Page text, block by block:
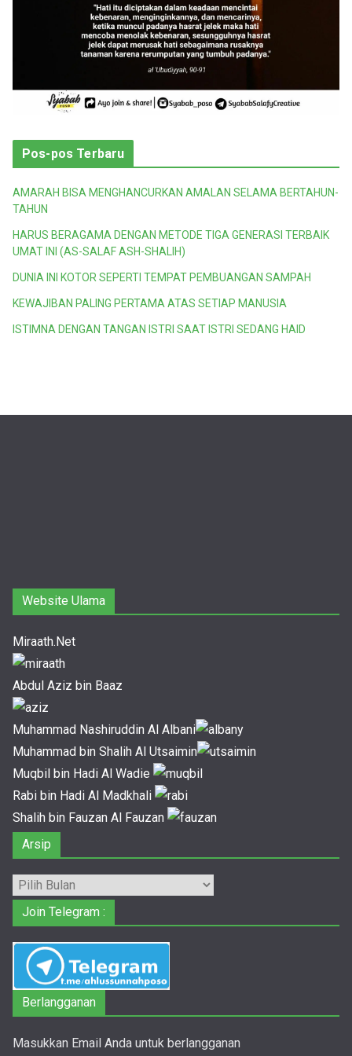
Pos-pos Terbaru
AMARAH BISA MENGHANCURKAN AMALAN SELAMA BERTAHUN-
TAHUN
HARUS BERAGAMA DENGAN METODE TIGA GENERASI TERBAIK
UMAT INI (AS-SALAF ASH-SHALIH)
DUNIA INI KOTOR SEPERTI TEMPAT PEMBUANGAN SAMPAH
KEWAJIBAN PALING PERTAMA ATAS SETIAP MANUSIA
ISTIMNA DENGAN TANGAN ISTRI SAAT ISTRI SEDANG HAID
Website Ulama
Miraath.Net
Abdul Aziz bin Baaz
Muhammad Nashiruddin Al Albani
Muhammad bin Shalih Al Utsaimin
Muqbil bin Hadi Al Wadie
Rabi bin Hadi Al Madkhali
Shalih bin Fauzan Al Fauzan
Arsip
Arsip
Join Telegram :
Berlangganan
Masukkan Email Anda untuk berlangganan